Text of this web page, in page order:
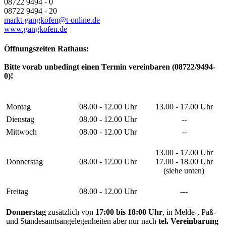
08722 9494 - 20
markt-gangkofen@t-online.de
www.gangkofen.de
Öffnungszeiten Rathaus:
Bitte vorab unbedingt einen Termin vereinbaren (08722/9494-
0)!
Montag 08.00 - 12.00 Uhr
13.00 - 17.00 Uhr
Dienstag
08.00 - 12.00 Uhr
--
Mittwoch
08.00 - 12.00 Uhr --
Donnerstag 08.00 - 12.00 Uhr
13.00 - 17.00 Uhr
17.00 - 18.00 Uhr
(siehe unten)
Freitag 08.00 - 12.00 Uhr ---
Donnerstag zusätzlich von 17:00 bis 18:00 Uhr, in Melde-, Paß-
und Standesamtsangelegenheiten aber nur nach tel. Vereinbarung